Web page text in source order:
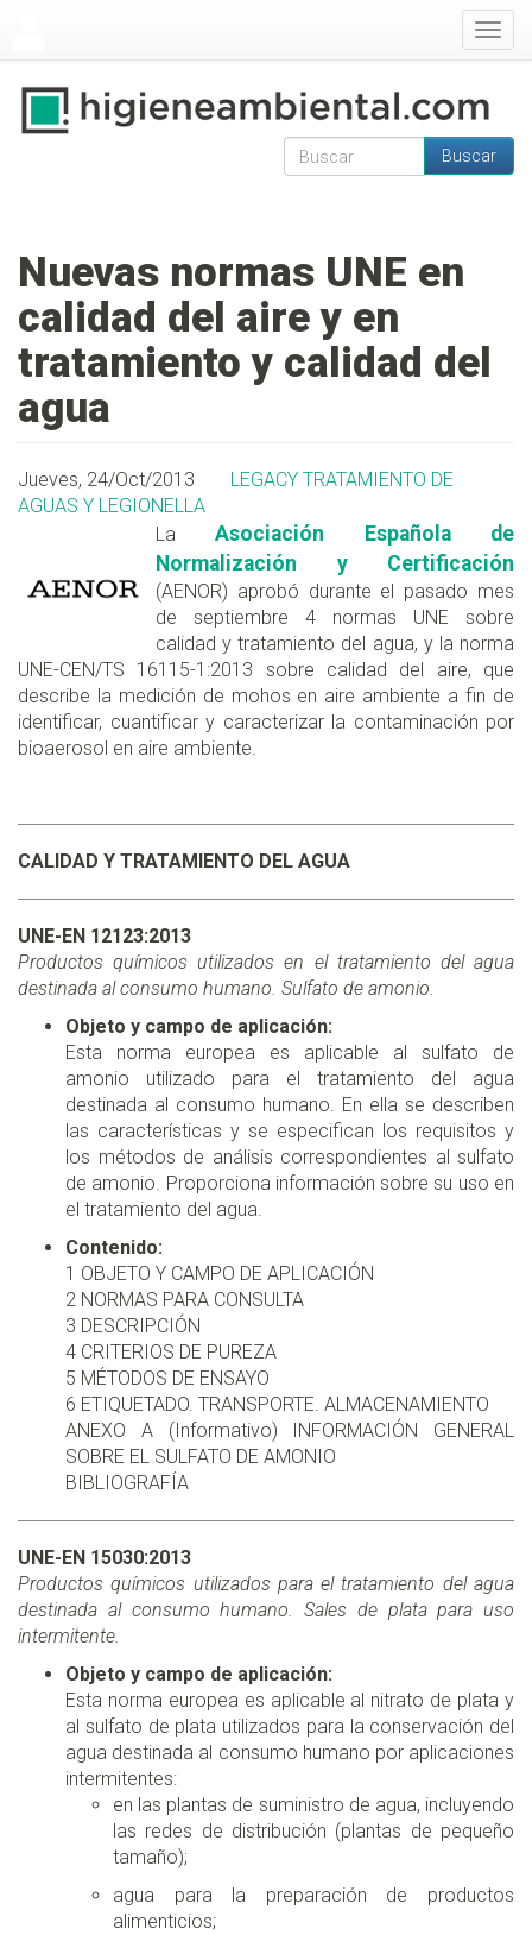
Formulario de
Buscar
Nuevas normas UNE en
calidad del aire y en
tratamiento y calidad del
agua
Jueves, 24/Oct/2013
LEGACY TRATAMIENTO DE
AGUAS Y LEGIONELLA
LaAsociación Española de
Normalización y Certificación
(AENOR) aprobó durante el pasado mes
de septiembre 4 normas UNE sobre
calidad y tratamiento del agua, y la norma
UNE-CEN/TS 16115-1:2013 sobre calidad del aire, que
describe la medición de mohos en aire ambiente a fin de
identificar, cuantificar y caracterizar la contaminación por
bioaerosol en aire ambiente.
CALIDAD Y TRATAMIENTO DEL AGUA
UNE-EN 12123:2013
Productos químicos utilizados en el tratamiento del agua
destinada al consumo humano. Sulfato de amonio.
Objeto y campo de aplicación:
Esta norma europea es aplicable al sulfato de
amonio utilizado para el tratamiento del agua
destinada al consumo humano. En ella se describen
las características y se especifican los requisitos y
los métodos de análisis correspondientes al sulfato
de amonio. Proporciona información sobre su uso en
el tratamiento del agua.
Contenido:
1 OBJETO Y CAMPO DE APLICACIÓN
2 NORMAS PARA CONSULTA
3 DESCRIPCIÓN
4 CRITERIOS DE PUREZA
5 MÉTODOS DE ENSAYO
6 ETIQUETADO. TRANSPORTE. ALMACENAMIENTO
ANEXO A (Informativo) INFORMACIÓN GENERAL
SOBRE EL SULFATO DE AMONIO
BIBLIOGRAFÍA
UNE-EN 15030:2013
Productos químicos utilizados para el tratamiento del agua
destinada al consumo humano. Sales de plata para uso
intermitente.
Objeto y campo de aplicación:
Esta norma europea es aplicable al nitrato de plata y
al sulfato de plata utilizados para la conservación del
agua destinada al consumo humano por aplicaciones
intermitentes:
en las plantas de suministro de agua, incluyendo
las redes de distribución (plantas de pequeño
tamaño);
agua para la preparación de productos
alimenticios;